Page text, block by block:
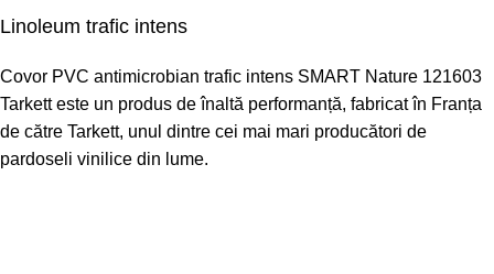
Linoleum trafic intens
Covor PVC antimicrobian trafic intens SMART Nature 121603
Tarkett este un produs de înaltă performanță, fabricat în Franța
de către Tarkett, unul dintre cei mai mari producători de
pardoseli vinilice din lume.